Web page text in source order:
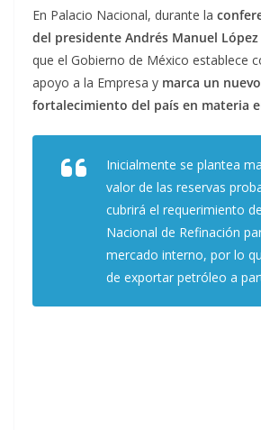
En Palacio Nacional, durante la
del presidente Andrés Manuel
que el Gobierno de México establece
apoyo a la Empresa y marca un
fortalecimiento del país en materia
Inicialmente se plantea
valor de las reservas
cubrirá el requerimiento
Nacional de Refinación
mercado interno, por lo
de exportar petróleo a